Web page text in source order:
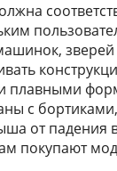
плавными
с
от падения
покупают